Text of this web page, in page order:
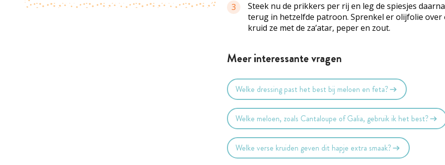
3
Steek nu de prikkers per rij en leg de spiesjes daarna
terug in hetzelfde patroon. Sprenkel er olijfolie over
kruid ze met de za’atar, peper en zout.
Meer interessante vragen
Welke dressing past het best bij meloen en feta?
Welke meloen, zoals Cantaloupe of Galia, gebruik ik het best?
Welke verse kruiden geven dit hapje extra smaak?